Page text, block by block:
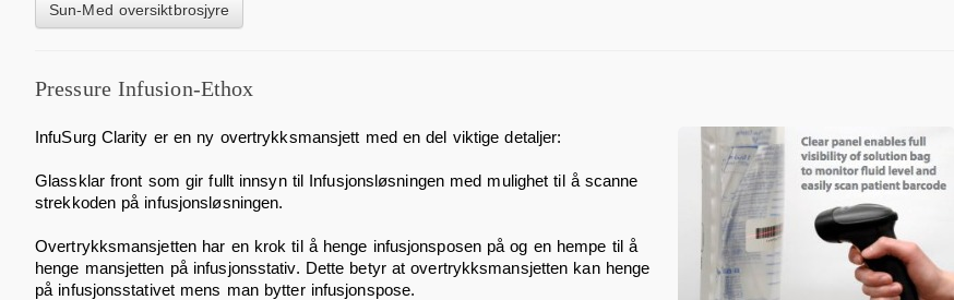
Sun-Med oversiktbrosjyre
Pressure Infusion-Ethox
InfuSurg Clarity er en ny overtrykksmansjett med en del viktige detaljer:
Glassklar front som gir fullt innsyn til Infusjonsløsningen med mulighet til å scanne
strekkoden på infusjonsløsningen.
Overtrykksmansjetten har en krok til å henge infusjonsposen på og en hempe til å
henge mansjetten på infusjonsstativ. Dette betyr at overtrykksmansjetten kan henge
på infusjonsstativet mens man bytter infusjonspose.